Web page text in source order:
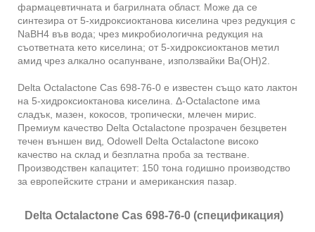
фармацевтичната и багрилната област. Може да се
синтезира от 5-хидроксиоктанова киселина чрез редукция с
NaBH4 във вода; чрез микробиологична редукция на
съответната кето киселина; от 5-хидроксиоктанов метил
амид чрез алкално осапунване, използвайки Ba(OH)2.
Delta Octalactone Cas 698-76-0 е известен също като лактон
на 5-хидроксиоктанова киселина. Δ-Octalactone има
сладък, мазен, кокосов, тропически, млечен мирис.
Премиум качество Delta Octalactone прозрачен безцветен
течен външен вид, Odowell Delta Octalactone високо
качество на склад и безплатна проба за тестване.
Производствен капацитет: 150 тона годишно производство
за европейските страни и американския пазар.
Delta Octalactone Cas 698-76-0 (спецификация)